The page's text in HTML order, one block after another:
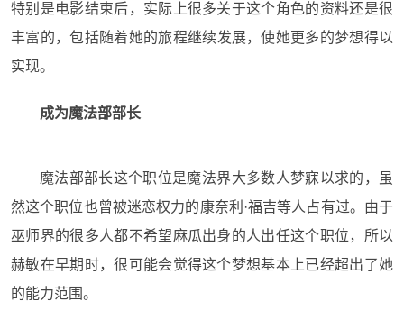
特别是电影结束后，实际上很多关于这个角色的资料还是很
丰富的，包括随着她的旅程继续发展，使她更多的梦想得以
实现。
成为魔法部部长
魔法部部长这个职位是魔法界大多数人梦寐以求的，
虽
然这个职位也曾被迷恋权力的康奈利·福吉等人 占有过。 由于
巫师界的很多人都不希望麻瓜出身的人出任这个职位， 所以
赫敏在早期时，很可能会觉得这个梦想基本上已经超出了她
的能力范围。